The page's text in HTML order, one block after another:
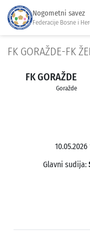
Nogometni savez
Federacije Bosne i
FK GORAŽDE-FK
FK GORAŽDE
Goražde
Glavni sudija: